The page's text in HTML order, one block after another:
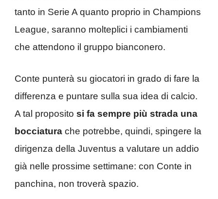
tanto in Serie A quanto proprio in Champions
League, saranno molteplici i cambiamenti
che attendono il gruppo bianconero.
Conte punterà su giocatori in grado di fare la
differenza e puntare sulla sua idea di calcio.
A tal proposito si fa sempre più strada una
bocciatura che potrebbe, quindi, spingere la
dirigenza della Juventus a valutare un addio
già nelle prossime settimane: con Conte in
panchina, non troverà spazio.